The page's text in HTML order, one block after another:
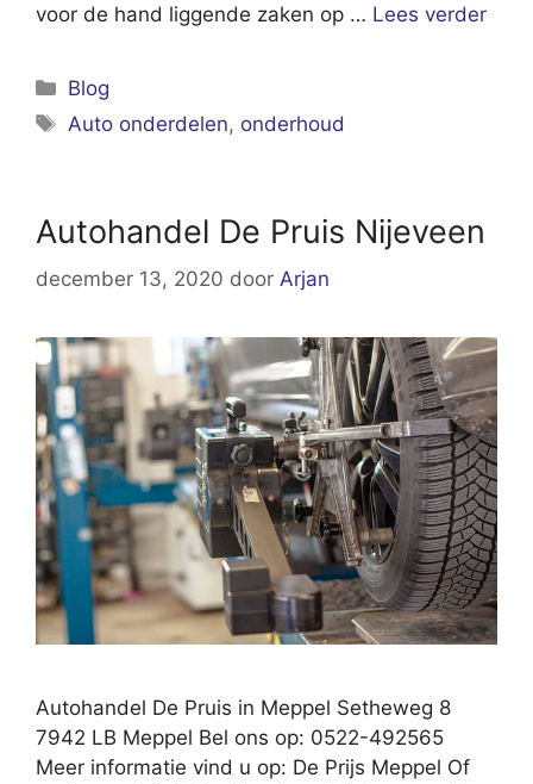
voor de hand liggende zaken op … Lees verder
Categorieën
Blog
Tags
Auto onderdelen, onderhoud
Autohandel De Pruis Nijeveen
december 13, 2020 door Arjan
Autohandel De Pruis in Meppel Setheweg 8
7942 LB Meppel Bel ons op: 0522-492565
Meer informatie vind u op: De Prijs Meppel Of